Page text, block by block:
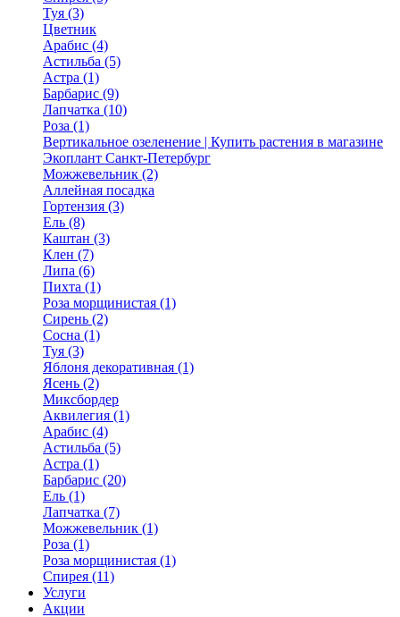
Туя (3)
Цветник
Арабис (4)
Астильба (5)
Астра (1)
Барбарис (9)
Лапчатка (10)
Роза (1)
Вертикальное озеленение | Купить растения в магазине
Экоплант Санкт-Петербург
Можжевельник (2)
Аллейная посадка
Гортензия (3)
Ель (8)
Каштан (3)
Клен (7)
Липа (6)
Пихта (1)
Роза морщинистая (1)
Сирень (2)
Сосна (1)
Туя (3)
Яблоня декоративная (1)
Ясень (2)
Миксбордер
Аквилегия (1)
Арабис (4)
Астильба (5)
Астра (1)
Барбарис (20)
Ель (1)
Лапчатка (7)
Можжевельник (1)
Роза (1)
Роза морщинистая (1)
Спирея (11)
Услуги
Акции